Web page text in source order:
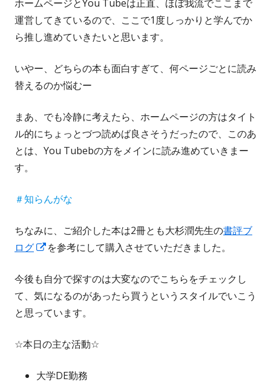
ホームページとYou Tubeは正直、ほぼ我流でここまで
運営してきているので、ここで1度しっかりと学んでか
ら推し進めていきたいと思います。
いやー、どちらの本も面白すぎて、何ページごとに読み
替えるのか悩むー
まあ、でも冷静に考えたら、ホームページの方はタイト
ル的にちょっとづつ読めば良さそうだったので、このあ
とは、You Tubebの方をメインに読み進めていきまー
す。
＃知らんがな
ちなみに、ご紹介した本は2冊とも大杉潤先生の書評ブ
ログ
新
い
ウ
ィ
ド
で
を参考にして購入させていただきました。
今後も自分で探すのは大変なのでこちらをチェックし
て、気になるのがあったら買うというスタイルでいこう
と思っています。
☆本日の主な活動☆
大学DE勤務